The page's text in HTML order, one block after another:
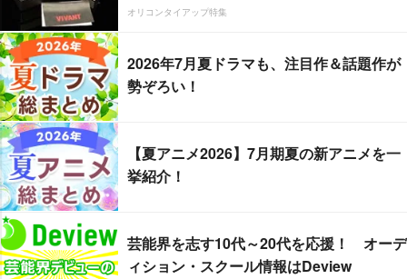
オリコンタイアップ特集
2026年7月夏ドラマも、注目作＆話題作が
勢ぞろい！
【夏アニメ2026】7月期夏の新アニメを一
挙紹介！
芸能界を志す10代～20代を応援！ オーデ
ィション・スクール情報はDeview